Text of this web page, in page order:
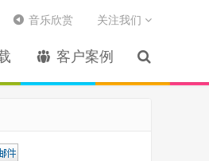
客户案例
音乐欣赏 关注我们